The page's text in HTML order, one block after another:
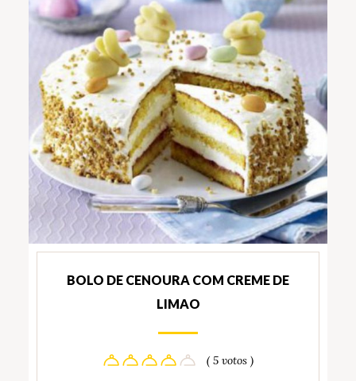
BOLO DE CENOURA COM CREME DE
LIMAO
( 5 votos )